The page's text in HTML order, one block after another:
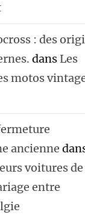
: des
dans Les
motos
ancienne
voitures de
entre